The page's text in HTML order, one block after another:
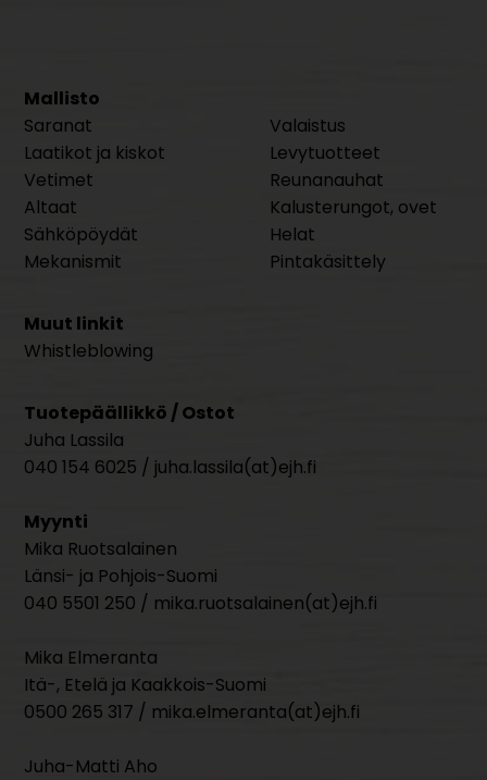
Mallisto
Saranat
Laatikot ja kiskot
Vetimet
Altaat
Sähköpöydät
Mekanismit
Valaistus
Levytuotteet
Reunanauhat
Kalusterungot, ovet
Helat
Pintakäsittely
Muut linkit
Whistleblowing
Tuotepäällikkö / Ostot
Juha Lassila
040 154 6025 / juha.lassila(at)ejh.fi
Myynti
Mika Ruotsalainen
Länsi- ja Pohjois-Suomi
040 5501 250 / mika.ruotsalainen(at)ejh.fi
Mika Elmeranta
Itä-, Etelä ja Kaakkois-Suomi
0500 265 317 / mika.elmeranta(at)ejh.fi
Juha-Matti Aho